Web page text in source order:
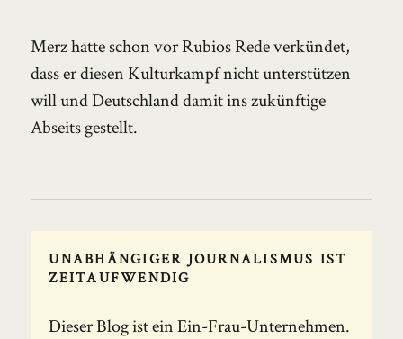
Merz hatte schon vor Rubios Rede verkündet,
dass er diesen Kulturkampf nicht unterstützen
will und Deutschland damit ins zukünftige
Abseits gestellt.
UNABHÄNGIGER JOURNALISMUS IST
ZEITAUFWENDIG
Dieser Blog ist ein Ein-Frau-Unternehmen.